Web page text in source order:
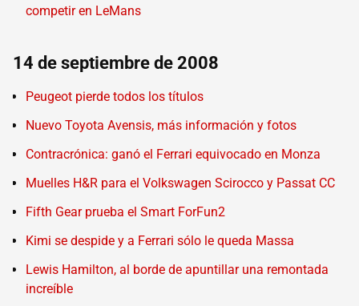
competir en LeMans
14 de septiembre de 2008
Peugeot pierde todos los títulos
Nuevo Toyota Avensis, más información y fotos
Contracrónica: ganó el Ferrari equivocado en Monza
Muelles H&R para el Volkswagen Scirocco y Passat CC
Fifth Gear prueba el Smart ForFun2
Kimi se despide y a Ferrari sólo le queda Massa
Lewis Hamilton, al borde de apuntillar una remontada
increíble